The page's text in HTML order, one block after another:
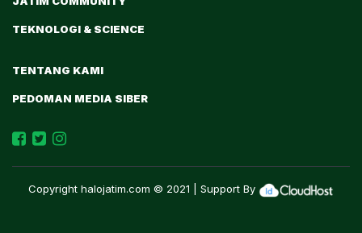
TEKNOLOGI & SCIENCE
TENTANG KAMI
PEDOMAN MEDIA SIBER
Copyright halojatim.com © 2021 | Support By